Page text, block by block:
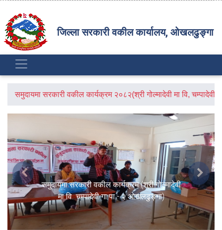
जिल्ला सरकारी वकील कार्यालय, ओखलढुङ्गा
समुदायमा सरकारी वकील कार्यक्रम २०८२(श्री गोल्मादेवी मा वि,
समुदायमा सरकारी वकील कार्यक्रम (श्री गोल्मादेवी
मा.वि. चम्पादेवी गा.पा.- २ ओखलढुङ्गा)
Previous Next